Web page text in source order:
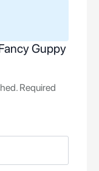
Guppy
Required